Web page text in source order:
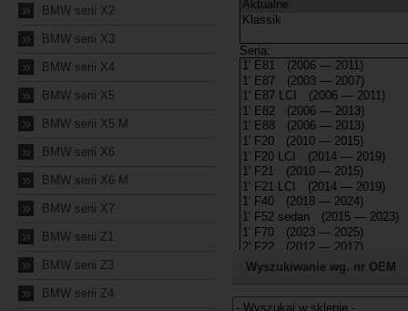
» BMW serii X2
» BMW serii X3
» BMW serii X4
» BMW serii X5
» BMW serii X5 M
» BMW serii X6
» BMW serii X6 M
» BMW serii X7
» BMW serii Z1
» BMW serii Z3
» BMW serii Z4
Wyszukiwanie wg. nr OEM